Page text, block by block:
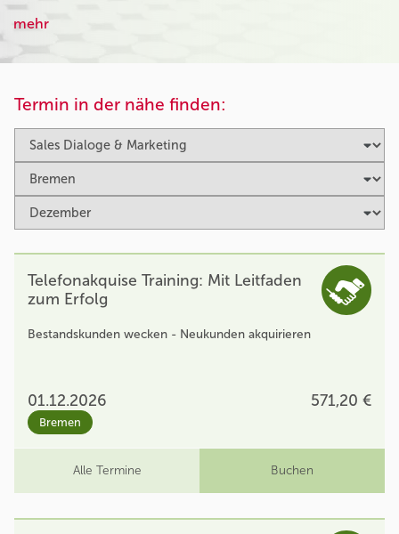
mehr
Termin in der nähe finden:
Telefonakquise Training: Mit Leitfaden
zum Erfolg
Bestandskunden wecken - Neukunden akquirieren
01.12.2026 571,20 €
Bremen
Alle Termine Buchen